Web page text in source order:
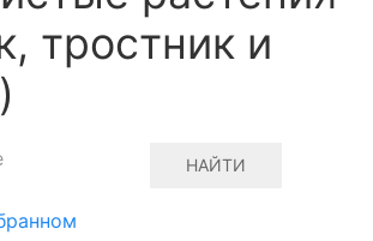
тростник и
НАЙТИ